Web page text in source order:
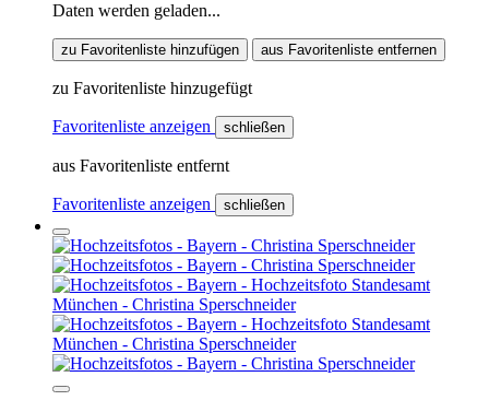
Daten werden geladen...
zu Favoritenliste hinzufügen aus Favoritenliste entfernen
zu Favoritenliste hinzugefügt
Favoritenliste anzeigen schließen
aus Favoritenliste entfernt
Favoritenliste anzeigen schließen